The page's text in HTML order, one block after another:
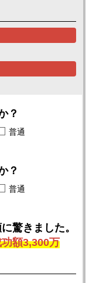
？
普通
？
普通
驚きました。
額3,300万